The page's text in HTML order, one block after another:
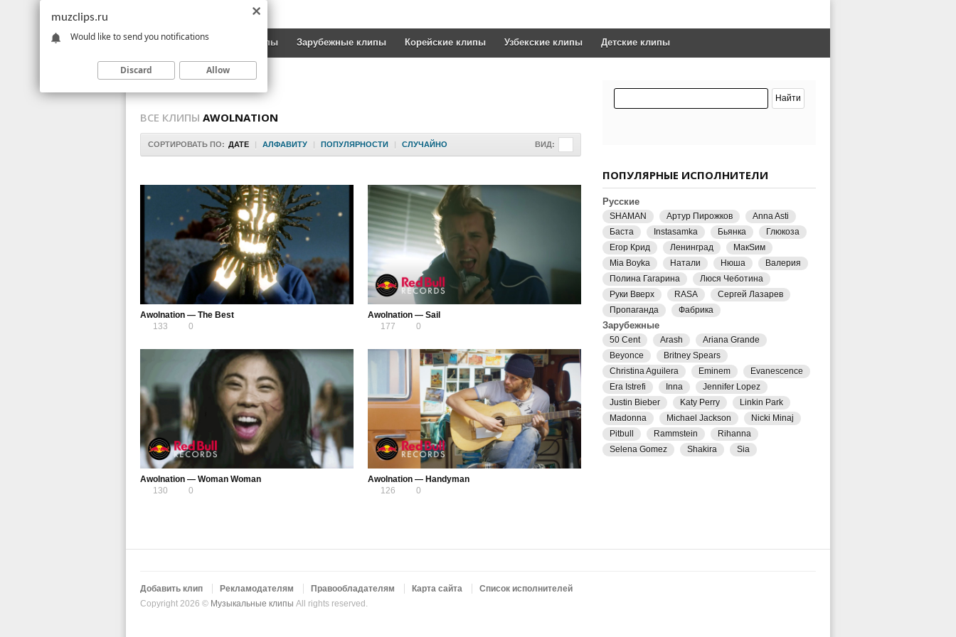
Новинки Русские клипы Зарубежные клипы Корейские клипы Узбекские клипы Детские клипы
ВСЕ КЛИПЫ AWOLNATION
СОРТИРОВАТЬ ПО: ДАТЕ | АЛФАВИТУ | ПОПУЛЯРНОСТИ | СЛУЧАЙНО ВИД:
Awolnation — The Best
133
0
Awolnation — Sail
177
0
Awolnation — Woman Woman
130
0
Awolnation — Handyman
126
0
ПОПУЛЯРНЫЕ ИСПОЛНИТЕЛИ
Русские
SHAMAN Артур Пирожков
Anna Asti
Баста
Instasamka Бьянка
Глюкоза
Егор Крид
Ленинград
МакSим
Mia Boyka
Натали Нюша
Валерия
Полина Гагарина
Люся Чеботина
Руки Вверх
RASA
Сергей Лазарев
Пропаганда
Фабрика
Зарубежные
50 Cent Arash
Ariana Grande
Beyonce
Britney Spears
Christina Aguilera
Eminem
Evanescence
Era Istrefi
Inna
Jennifer Lopez
Justin Bieber
Katy Perry
Linkin Park
Madonna
Michael Jackson
Nicki Minaj
Pitbull
Rammstein
Rihanna
Selena Gomez
Shakira Sia
Добавить клип Рекламодателям Правообладателям Карта сайта
Список исполнителей
Copyright 2026 © Музыкальные клипы All rights reserved.
muzclips.ru
Would like to send you notifications
Discard Allow